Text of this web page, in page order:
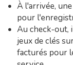
À l'arrivée,
pour
Au check-out,
jeux de clés
facturés pour